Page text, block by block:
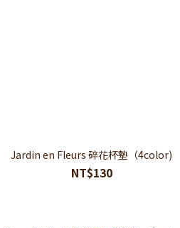
Jardin en Fleurs 碎花杯墊（4color)
NT$130